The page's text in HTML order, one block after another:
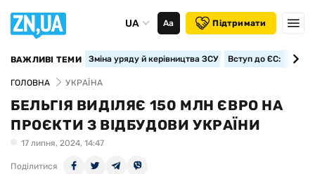
UA Аа Підтримати
ВАЖЛИВІ ТЕМИ Зміна уряду й керівництва ЗСУ Вступ до ЄС:
ГОЛОВНА УКРАЇНА
БЕЛЬГІЯ ВИДІЛЯЄ 150 МЛН ЄВРО НА
ПРОЄКТИ З ВІДБУДОВИ УКРАЇНИ
17 липня, 2024, 14:47
Поділитися